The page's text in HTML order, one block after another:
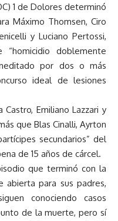
1 de Dolores determinó
Máximo Thomsen, Ciro
y Luciano Pertossi,
doblemente
por dos o más
ideal de lesiones
Emiliano Lazzari y
que Blas Cinalli, Ayrton
secundarios” del
de 15 años de cárcel.
que terminó con la
abierta para sus padres,
conociendo casos
de la muerte, pero sí